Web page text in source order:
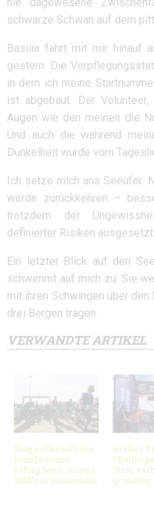
schwarze Schwan auf dem
Basilia fährt mit mir hinauf
gestern. Die
in dem ich meine
ist abgebaut. Der
Augen wie den meinen die
Und auch die während
Dunkelheit wurde vom
Ich setze mich ans Seeufer.
werde zurückkehren –
trotzdem der
definierter Risiken ausgesetzt.
Ein letzter Blick auf den
schwimmt auf mich zu. Sie
mit ihren Schwingen über
drei Bergen tragen.
VERWANDTE ARTIKEL
Sieg außerhalb der
Komfortzone:
Erfolg beim 3Kings
3Hills in Haidmühle
Walser
Steil,
grandios